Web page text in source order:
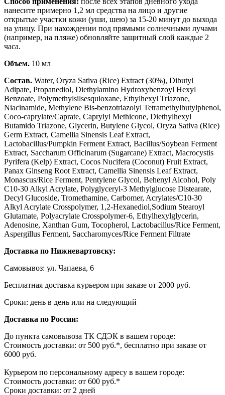
нанесите примерно 1,2 мл средства на лицо и другие
открытые участки кожи (уши, шею) за 15-20 минут до выхода
на улицу. При нахождении под прямыми солнечными лучами
(например, на пляже) обновляйте защитный слой каждые 2
часа.
Объем. 10 мл
Состав. Water, Oryza Sativa (Rice) Extract (30%), Dibutyl
Adipate, Propanediol, Diethylamino Hydroxybenzoyl Hexyl
Benzoate, Polymethylsilsesquioxane, Ethylhexyl Triazone,
Niacinamide, Methylene Bis-benzotriazolyl Tetramethylbutylphenol,
Coco-caprylate/Caprate, Caprylyl Methicone, Diethylhexyl
Butamido Triazone, Glycerin, Butylene Glycol, Oryza Sativa (Rice)
Germ Extract, Camellia Sinensis Leaf Extract,
Lactobacillus/Pumpkin Ferment Extract, Bacillus/Soybean Ferment
Extract, Saccharum Officinarum (Sugarcane) Extract, Macrocystis
Pyrifera (Kelp) Extract, Cocos Nucifera (Coconut) Fruit Extract,
Panax Ginseng Root Extract, Camellia Sinensis Leaf Extract,
Monascus/Rice Ferment, Pentylene Glycol, Behenyl Alcohol, Poly
C10-30 Alkyl Acrylate, Polyglyceryl-3 Methylglucose Distearate,
Decyl Glucoside, Tromethamine, Carbomer, Acrylates/C10-30
Alkyl Acrylate Crosspolymer, 1,2-Hexanediol,Sodium Stearoyl
Glutamate, Polyacrylate Crosspolymer-6, Ethylhexylglycerin,
Adenosine, Xanthan Gum, Tocopherol, Lactobacillus/Rice Ferment,
Aspergillus Ferment, Saccharomyces/Rice Ferment Filtrate
Доставка по Нижневартовску:
Самовывоз: ул. Чапаева, 6
Бесплатная доставка курьером при заказе от 2000 руб.
Сроки: день в день или на следующий
Доставка по России:
До пункта самовывоза ТК СДЭК в вашем городе:
Стоимость доставки: от 500 руб.*, бесплатно при заказе от
6000 руб.
Курьером по персональному адресу в вашем городе:
Стоимость доставки: от 600 руб.*
Сроки доставки: от 2 дней